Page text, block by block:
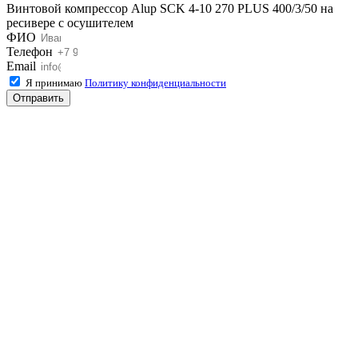
Винтовой компрессор Alup SCK 4-10 270 PLUS 400/3/50 на
ресивере с осушителем
ФИО
Телефон
Email
Я принимаю Политику конфиденциальности
Отправить